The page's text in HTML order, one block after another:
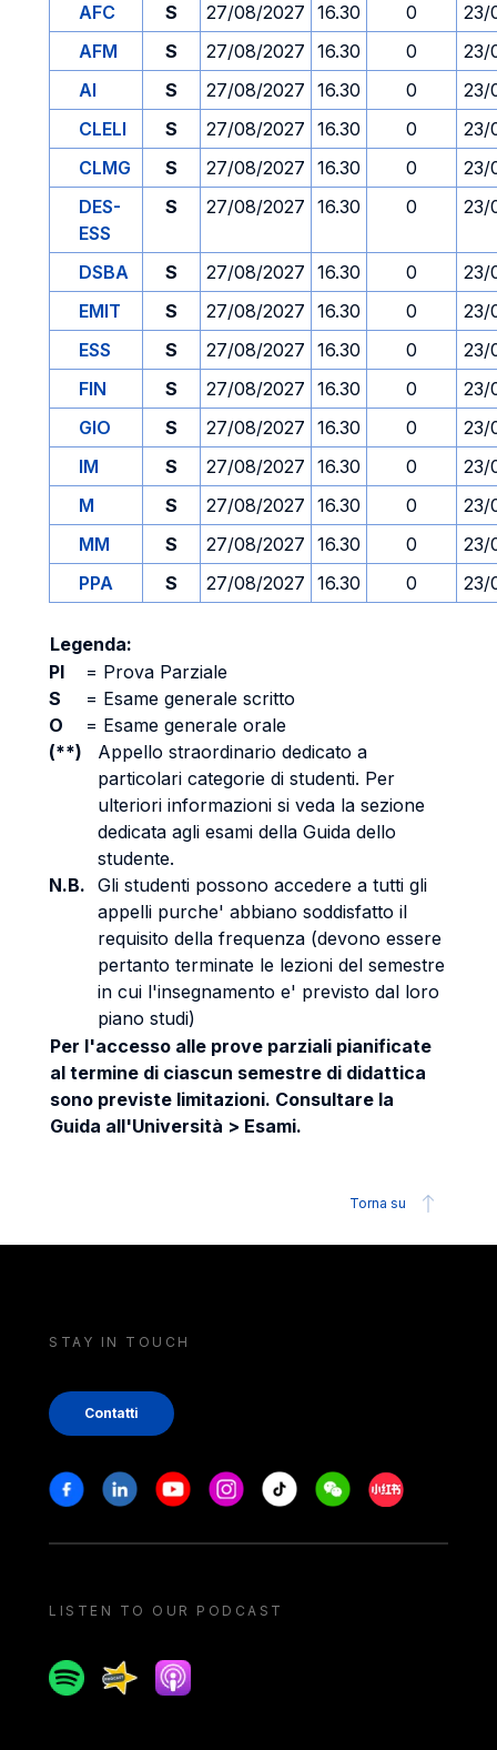
AFC S 27/08/2027 16.30 0
23/
AFM
S 27/08/2027 16.30 0
23/
AI
S 27/08/2027 16.30 0
23/
CLELI
S 27/08/2027 16.30 0
23/
CLMG
S 27/08/2027 16.30 0
23/
DES-
ESS
S 27/08/2027 16.30 0 23/
DSBA S 27/08/2027 16.30 0
23/
EMIT
S 27/08/2027 16.30 0
23/
ESS
S 27/08/2027 16.30 0
23/
FIN
S 27/08/2027 16.30 0
23/
GIO
S 27/08/2027 16.30 0
23/
IM
S 27/08/2027 16.30 0
23/
M
S 27/08/2027 16.30 0
23/
MM
S 27/08/2027 16.30 0
23/
PPA
S 27/08/2027 16.30 0 23/
Legenda:
PI
= Prova Parziale
S
= Esame generale scritto
O
= Esame generale orale
(**)
Appello straordinario dedicato a
particolari categorie di studenti. Per
ulteriori informazioni si veda la sezione
dedicata agli esami della Guida dello
studente.
N.B. Gli studenti possono accedere a tutti gli
appelli purche' abbiano soddisfatto il
requisito della frequenza (devono essere
pertanto terminate le lezioni del semestre
in cui l'insegnamento e' previsto dal loro
piano studi)
Per l'accesso alle prove parziali pianificate
al termine di ciascun semestre di didattica
sono previste limitazioni. Consultare la
Guida all'Università > Esami.
Torna su
STAY IN TOUCH
Contatti
Stay in touch
FacebookLinkedinYoutubeInstagram
Tiktok WeechatXiaohongshu/
LISTEN TO OUR PODCAST
SpotifySpreakerApple podcast